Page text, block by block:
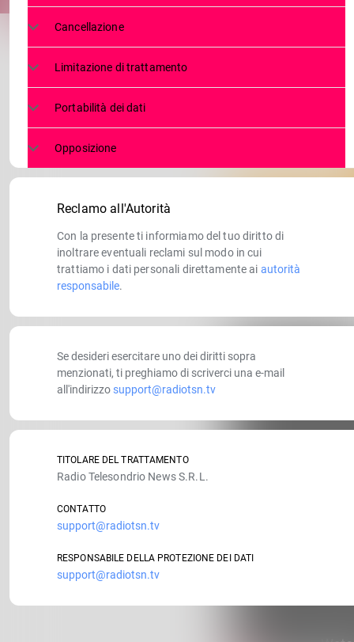
Cancellazione
Limitazione di trattamento
Portabilità dei dati
Opposizione
Reclamo all'Autorità
Con la presente ti informiamo del tuo diritto di
inoltrare eventuali reclami sul modo in cui
trattiamo i dati personali direttamente ai autorità
responsabile.
Se desideri esercitare uno dei diritti sopra
menzionati, ti preghiamo di scriverci una e-mail
all'indirizzo support@radiotsn.tv
TITOLARE DEL TRATTAMENTO
Radio Telesondrio News S.R.L.
CONTATTO
support@radiotsn.tv
RESPONSABILE DELLA PROTEZIONE DEI DATI
support@radiotsn.tv